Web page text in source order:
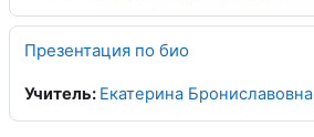
Презентация по био
Учитель: Екатерина Брониславовна